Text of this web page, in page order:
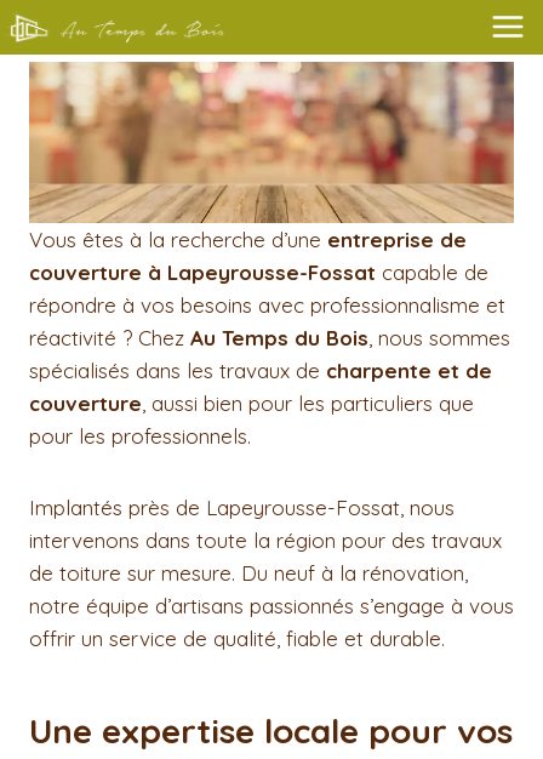
Aller
au
contenu
Vous êtes à la recherche d’une entreprise de
couverture à Lapeyrousse-Fossat capable de
répondre à vos besoins avec professionnalisme et
réactivité ? Chez Au Temps du Bois, nous sommes
spécialisés dans les travaux de charpente et de
couverture, aussi bien pour les particuliers que
pour les professionnels.
Implantés près de Lapeyrousse-Fossat, nous
intervenons dans toute la région pour des travaux
de toiture sur mesure. Du neuf à la rénovation,
notre équipe d’artisans passionnés s’engage à vous
offrir un service de qualité, fiable et durable.
Une expertise locale pour vos